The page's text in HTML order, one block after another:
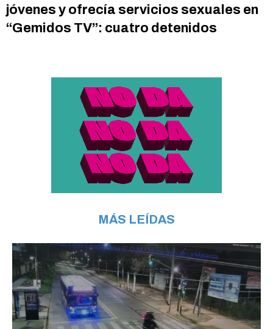
jóvenes y ofrecía servicios sexuales en
“Gemidos TV”: cuatro detenidos
MÁS LEÍDAS